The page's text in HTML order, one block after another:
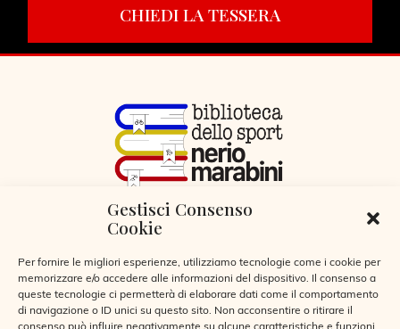
Gestisci Consenso
Cookie
Per fornire le migliori esperienze, utilizziamo tecnologie come i cookie per
memorizzare e/o accedere alle informazioni del dispositivo. Il consenso a
queste tecnologie ci permetterà di elaborare dati come il comportamento
di navigazione o ID unici su questo sito. Non acconsentire o ritirare il
CHIEDI LA TESSERA
VIA LIBERTÀ 29, SERIATE (BG)
© 2026